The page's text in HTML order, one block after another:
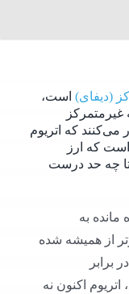
(دیفای)است،
غیرمتمرکز
که اتریوم
که ارز
تا چه حد درست
به
از همیشه شده
برابر
اکنون نه